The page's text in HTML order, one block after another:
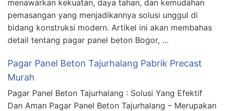
menawarkan kekuatan, daya tahan, dan kemudahan
pemasangan yang menjadikannya solusi unggul di
bidang konstruksi modern. Artikel ini akan membahas
detail tentang pagar panel beton Bogor, …
Pagar Panel Beton Tajurhalang Pabrik Precast
Murah
Pagar Panel Beton Tajurhalang : Solusi Yang Efektif
Dan Aman Pagar Panel Beton Tajurhalang – Merupakan